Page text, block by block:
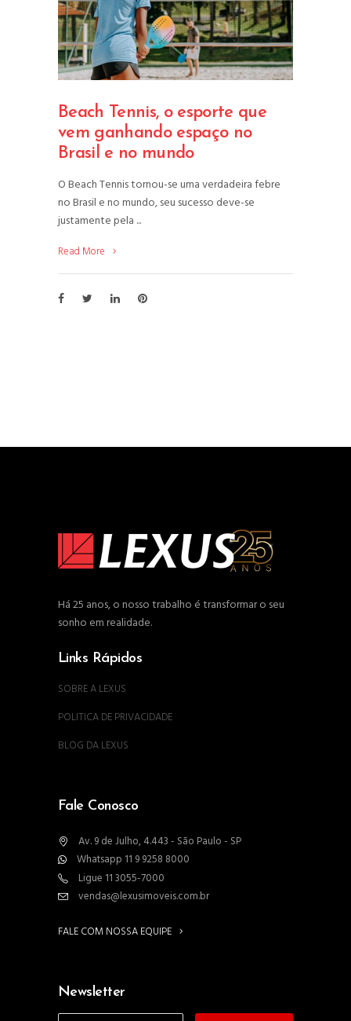
Beach Tennis, o esporte que
vem ganhando espaço no
Brasil e no mundo
O Beach Tennis tornou-se uma verdadeira febre
no Brasil e no mundo, seu sucesso deve-se
justamente pela
Read More
Há 25 anos, o nosso trabalho é transformar o seu
sonho em realidade.
Links Rápidos
SOBRE A LEXUS
POLITICA DE PRIVACIDADE
BLOG DA LEXUS
Fale Conosco
Av. 9 de Julho, 4.443 - São Paulo - SP
Whatsapp 11 9 9258 8000
Ligue 11 3055-7000
vendas@lexusimoveis.com.br
FALE COM NOSSA EQUIPE
Newsletter